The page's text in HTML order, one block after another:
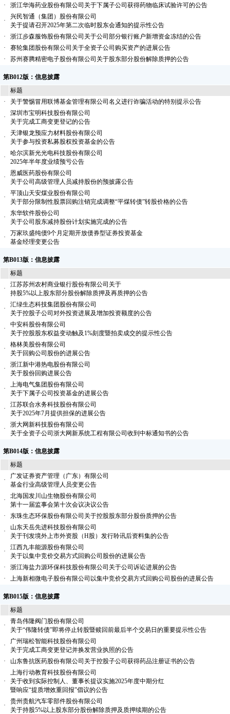
· 浙江华海药业股份有限公司关于下属子公司获得药物临床试验许可的公告
·
兴民智通（集团）股份有限公司
关于提请召开2025年第二次临时股东会通知的提示性公告
·
浙江步森服饰股份有限公司关于公司部分银行账户新增资金冻结的公告
·
赛轮集团股份有限公司关于全资子公司购买资产的进展公告
·
苏州赛腾精密电子股份有限公司关于股东部分股份解除质押的公告
第B012版：信息披露
标题
·
关于警惕冒用联博基金管理有限公司名义进行诈骗活动的特别提示公告
·
深圳市宝明科技股份有限公司
关于完成工商变更登记的公告
·
天津银龙预应力材料股份有限公司
关于参与投资私募股权投资基金的公告
·
哈尔滨新光光电科技股份有限公司
2025年半年度业绩预亏公告
·
恩威医药股份有限公司
关于公司高级管理人员减持股份的预披露公告
·
平顶山天安煤业股份有限公司
关于部分限制性股票回购注销完成调整“平煤转债”转股价格的公告
·
东华软件股份公司
关于公司股东减持股份计划实施完成的公告
·
万家玖盛纯债9个月定期开放债券型证券投资基金
基金经理变更公告
第B013版：信息披露
标题
·
江苏苏州农村商业银行股份有限公司关于
持股5%以上股东部分股份解除质押及再质押的公告
·
汇绿生态科技集团股份有限公司
关于控股子公司对外投资进展及增加投资额度的公告
·
中安科股份有限公司
关于控股股东权益变动触及1%刻度暨拍卖成交的提示性公告
·
格林美股份有限公司
关于回购公司股份的进展公告
·
浙江新中港热电股份有限公司
关于股份回购进展公告
·
上海电气集团股份有限公司
关于下属子公司投资基金的进展公告
·
江苏联合水务科技股份有限公司
关于2025年7月提供担保的进展公告
·
浙大网新科技股份有限公司
关于全资子公司浙大网新系统工程有限公司收到中标通知书的公告
第B014版：信息披露
标题
·
广发证券资产管理（广东）有限公司
基金行业高级管理人员变更公告
·
北海国发川山生物股份有限公司
第十一届监事会第十次会议决议公告
·
东珠生态环保股份有限公司关于控股股东部分股份质押的公告
·
山东天岳先进科技股份有限公司
关于刊发境外上市外资股（H股）发行聆讯后资料集的公告
·
江西九丰能源股份有限公司
关于以集中竞价交易方式回购公司股份的进展公告
·
浙江海盐力源环保科技股份有限公司关于公司诉讼进展的公告
·
上海新相微电子股份有限公司以集中竞价交易方式回购公司股份的进展公告
第B015版：信息披露
标题
·
青岛伟隆阀门股份有限公司
关于“伟隆转债”即将停止转股暨赎回前最后半个交易日的重要提示性公告
·
广州瑞松智能科技股份有限公司
关于完成工商变更登记并换发营业执照的公告
·
山东鲁抗医药股份有限公司关于控股子公司获得药品注册证书的公告
·
上海行动教育科技股份有限公司
关于收到实际控制人、董事长提议实施2025年度中期分红
暨响应“提质增效重回报”倡议的公告
·
贵州贵航汽车零部件股份有限公司
关于持股5%以上股东部分股份解除质押及质押续期的公告